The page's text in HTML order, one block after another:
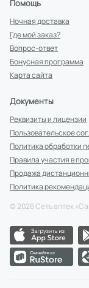
Помощь
Ночная доставка
Где мой заказ?
Вопрос-ответ
Бонусная программа
Карта сайта
Документы
Реквизиты и лицензии
Пользовательское
Политика обработки
Правила участия в
Продажа
Политика
© 2026Сеть аптек